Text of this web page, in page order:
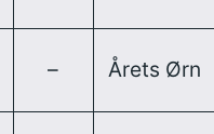
– Årets Ørn